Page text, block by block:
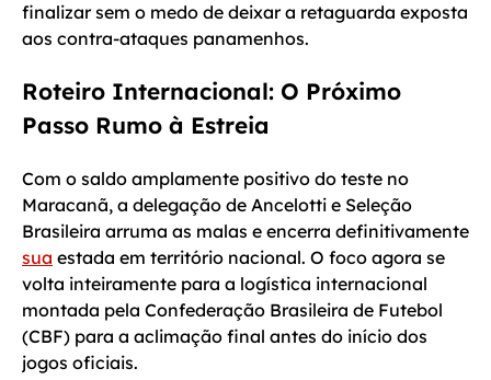
finalizar sem o medo de deixar a retaguarda exposta
aos contra-ataques panamenhos.
Roteiro Internacional: O Próximo
Passo Rumo à Estreia
Com o saldo amplamente positivo do teste no
Maracanã, a delegação de Ancelotti e Seleção
Brasileira arruma as malas e encerra definitivamente
sua estada em território nacional. O foco agora se
volta inteiramente para a logística internacional
montada pela Confederação Brasileira de Futebol
(CBF) para a aclimação final antes do início dos
jogos oficiais.